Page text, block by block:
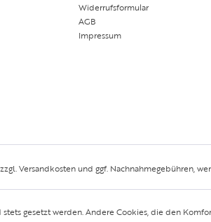
Widerrufsformular
AGB
Impressum
Versandkosten und ggf. Nachnahmegebühren,
gesetzt werden. Andere Cookies, die den